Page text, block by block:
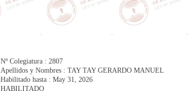
Nº Colegiatura : 2807
Apellidos y Nombres : TAY TAY GERARDO MANUEL
Habilitado hasta : May 31, 2026
HABILITADO